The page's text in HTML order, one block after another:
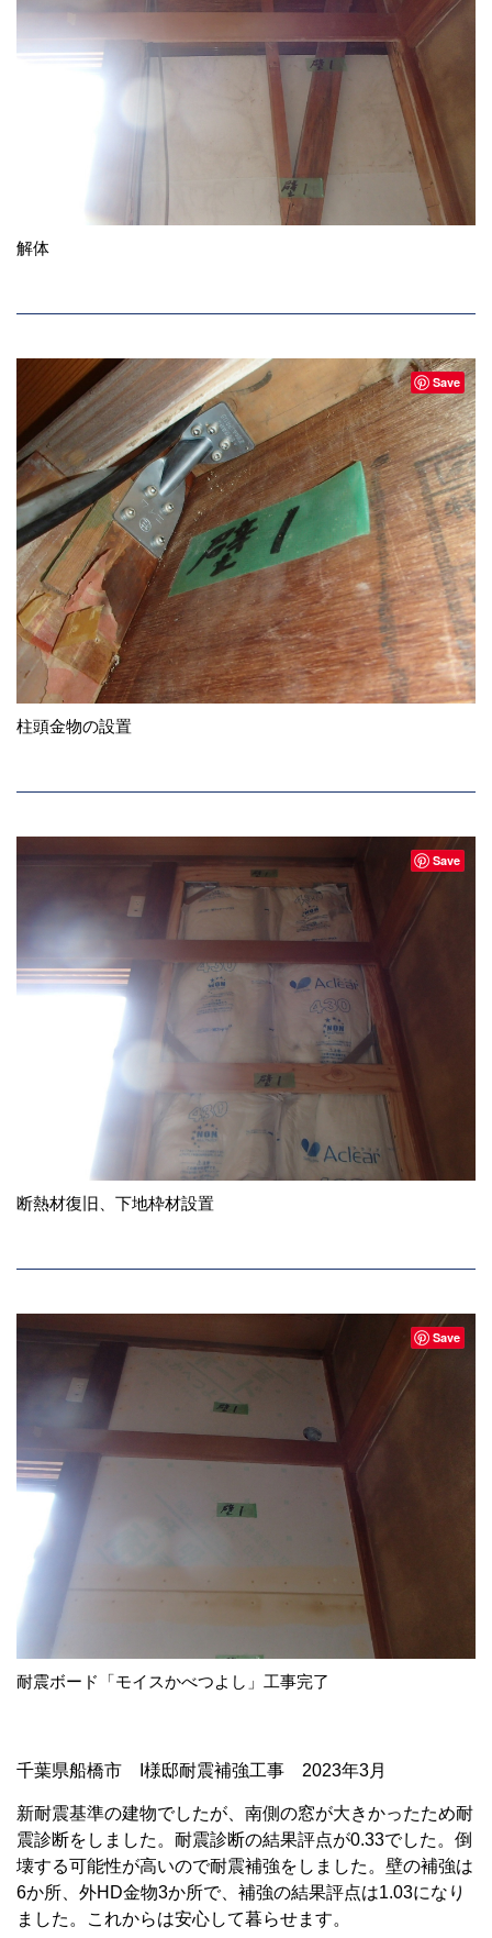
解体
Save
柱頭金物の設置
Save
断熱材復旧、下地枠材設置
Save
耐震ボード「モイスかべつよし」工事完了
千葉県船橋市 I様邸耐震補強工事 2023年3月
新耐震基準の建物でしたが、南側の窓が大きかったため耐
震診断をしました。耐震診断の結果評点が0.33でした。倒
壊する可能性が高いので耐震補強をしました。壁の補強は
6か所、外HD金物3か所で、補強の結果評点は1.03になり
ました。これからは安心して暮らせます。